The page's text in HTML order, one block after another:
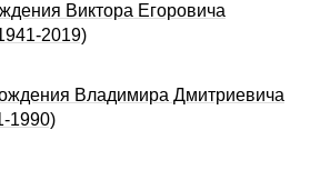
Виктора Егоровича
2019)
Владимира Дмитриевича
1990)